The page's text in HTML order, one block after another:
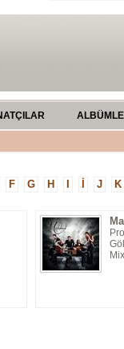
F G H J K